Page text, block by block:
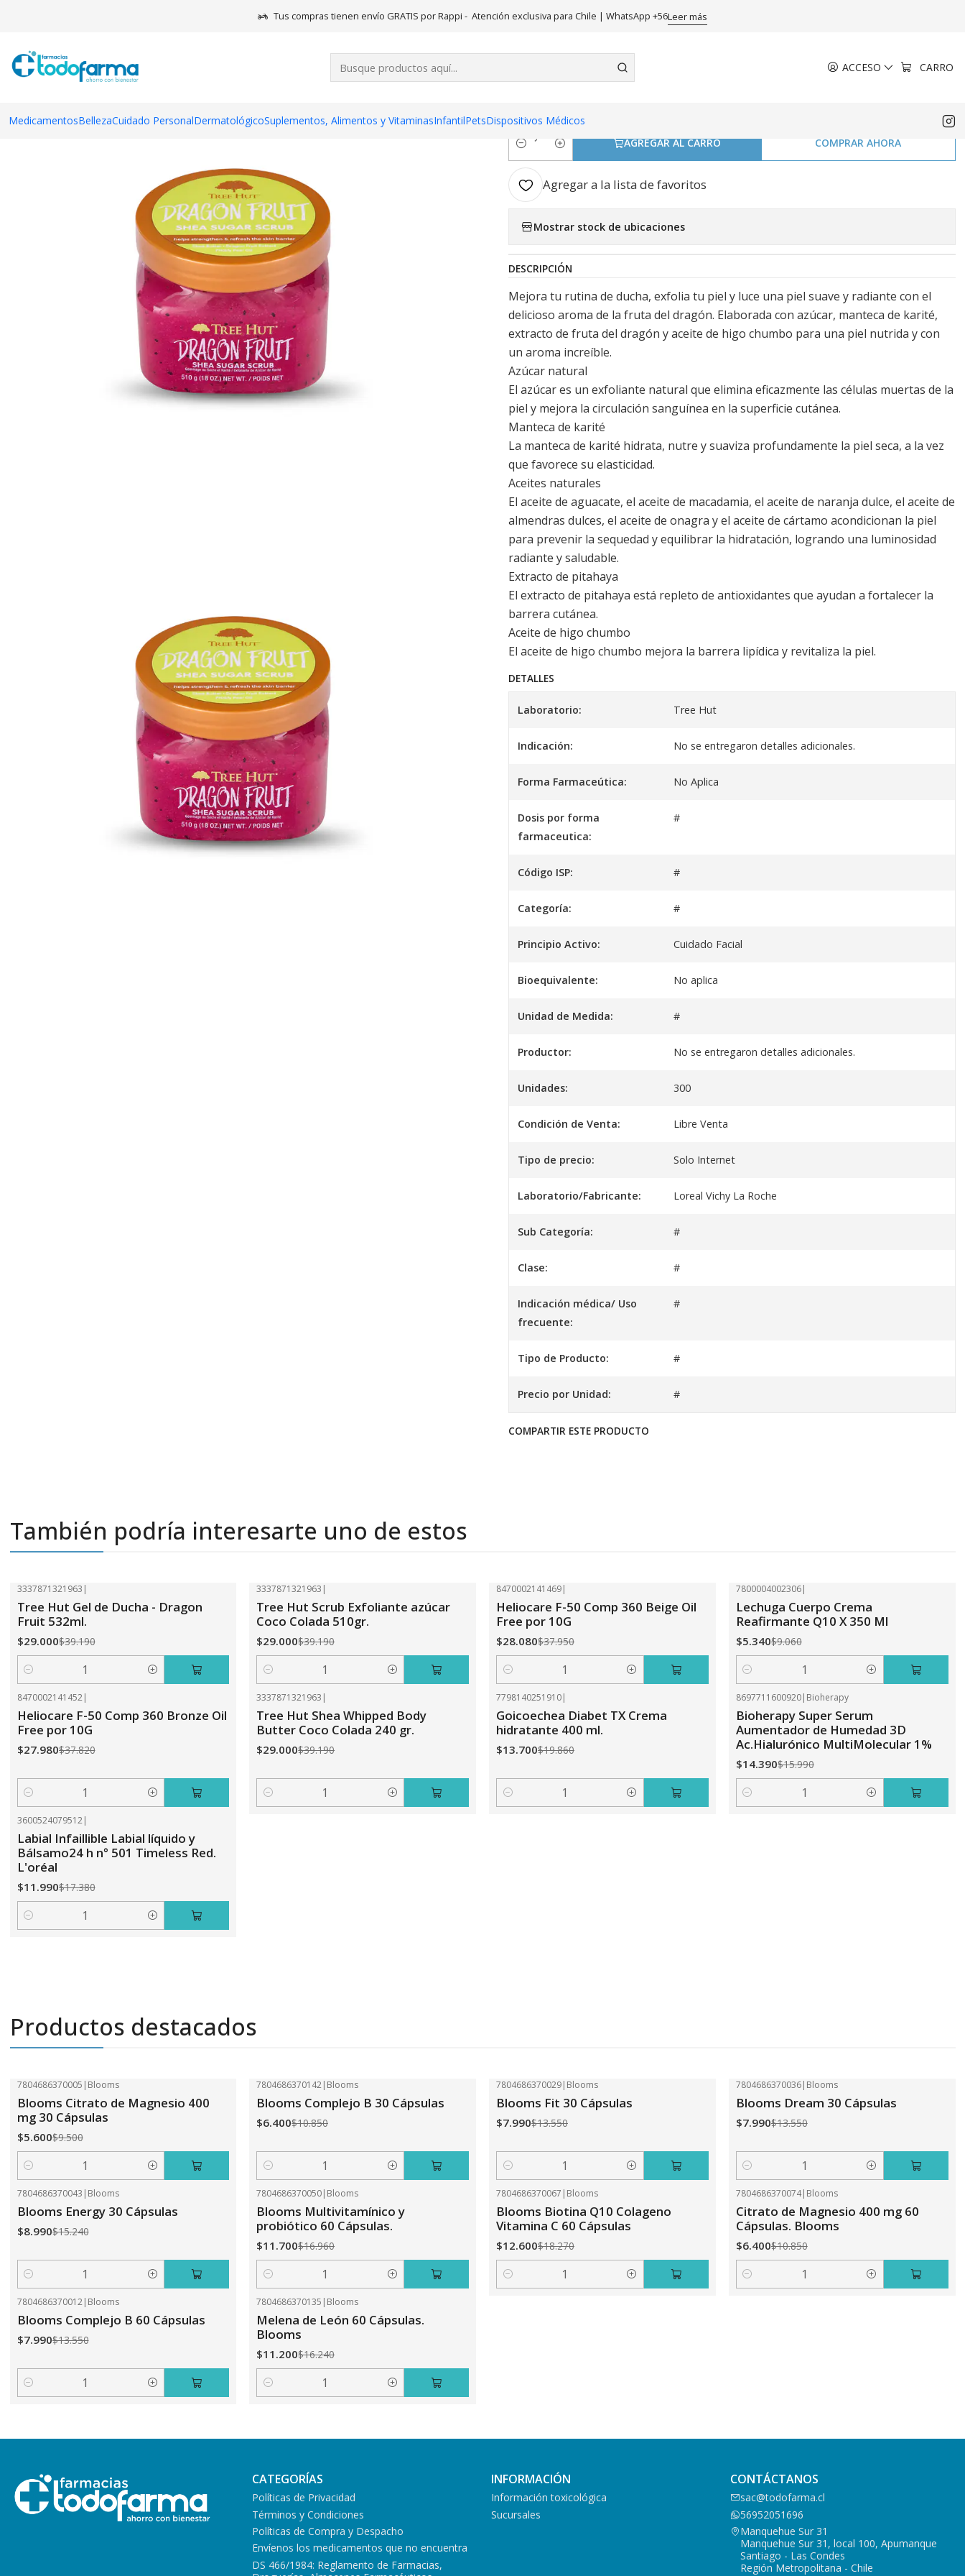
ACCESO CARRO
MedicamentosBellezaCuidado PersonalDermatológicoSuplementos, Alimentos y VitaminasInfantilPetsDispositivos Médicos
Tus compras tienen envío GRATIS por Rappi - Atención exclusiva para Chile | WhatsApp +56Leer más
Inicio Belleza Tree Hut Exfoliante Cuerpo Tree Hut Dragon F 510 g
Tree Hut Exfoliante Cuerpo Tree Hut
Cantidad
AGREGAR AL CARRO COMPRAR AHORA
Agregar a la lista de favoritos
Mostrar stock de ubicaciones
DESCRIPCIÓN
Mejora tu rutina de ducha, exfolia tu piel y luce una piel suave y radiante con el
delicioso aroma de la fruta del dragón. Elaborada con azúcar, manteca de karité,
extracto de fruta del dragón y aceite de higo chumbo para una piel nutrida y con
un aroma increíble.
Azúcar natural
El azúcar es un exfoliante natural que elimina eficazmente las células muertas de la
piel y mejora la circulación sanguínea en la superficie cutánea.
Manteca de karité
La manteca de karité hidrata, nutre y suaviza profundamente la piel seca, a la vez
que favorece su elasticidad.
Aceites naturales
El aceite de aguacate, el aceite de macadamia, el aceite de naranja dulce, el aceite de
almendras dulces, el aceite de onagra y el aceite de cártamo acondicionan la piel
para prevenir la sequedad y equilibrar la hidratación, logrando una luminosidad
radiante y saludable.
Extracto de pitahaya
El extracto de pitahaya está repleto de antioxidantes que ayudan a fortalecer la
barrera cutánea.
Aceite de higo chumbo
El aceite de higo chumbo mejora la barrera lipídica y revitaliza la piel.
DETALLES
Laboratorio: Tree Hut
Indicación: No se entregaron detalles adicionales.
Forma Farmaceútica: No Aplica
Dosis por forma
farmaceutica:
#
Código ISP: #
Categoría: #
Principio Activo: Cuidado Facial
Bioequivalente: No aplica
Unidad de Medida: #
Productor: No se entregaron detalles adicionales.
Unidades: 300
Condición de Venta: Libre Venta
Tipo de precio: Solo Internet
Laboratorio/Fabricante: Loreal Vichy La Roche
Sub Categoría: #
Clase: #
Indicación médica/ Uso
frecuente:
#
Tipo de Producto: #
Precio por Unidad: #
COMPARTIR ESTE PRODUCTO
También podría interesarte uno de estos
3337871321963 |
Tree Hut Gel de Ducha - Dragon
Fruit 532ml.
$29.000$39.190
Cantidad
3337871321963 |
Tree Hut Scrub Exfoliante azúcar
Coco Colada 510gr.
$29.000$39.190
Cantidad
8470002141469|
Heliocare F-50 Comp 360 Beige Oil
Free por 10G
$28.080$37.950
Cantidad
7800004002306|
Lechuga Cuerpo Crema
Reafirmante Q10 X 350 Ml
$5.340$9.060
Cantidad
8470002141452|
Heliocare F-50 Comp 360 Bronze Oil
Free por 10G
$27.980$37.820
Cantidad
3337871321963 |
Tree Hut Shea Whipped Body
Butter Coco Colada 240 gr.
$29.000$39.190
Cantidad
7798140251910|
Goicoechea Diabet TX Crema
hidratante 400 ml.
$13.700$19.860
Cantidad
8697711600920| Bioherapy
Bioherapy Super Serum
Aumentador de Humedad 3D
Ac.Hialurónico MultiMolecular 1%
$14.390$15.990
Cantidad
3600524079512|
Labial Infaillible Labial líquido y
Bálsamo24 h n° 501 Timeless Red.
L'oréal
$11.990$17.380
Cantidad
Productos destacados
7804686370005 | Blooms
Blooms Citrato de Magnesio 400
mg 30 Cápsulas
$5.600$9.500
Cantidad
7804686370142| Blooms
Blooms Complejo B 30 Cápsulas
$6.400$10.850
Cantidad
7804686370029| Blooms
Blooms Fit 30 Cápsulas
$7.990$13.550
Cantidad
7804686370036| Blooms
Blooms Dream 30 Cápsulas
$7.990$13.550
Cantidad
7804686370043 | Blooms
Blooms Energy 30 Cápsulas
$8.990$15.240
Cantidad
7804686370050| Blooms
Blooms Multivitamínico y
probiótico 60 Cápsulas.
$11.700$16.960
Cantidad
7804686370067 | Blooms
Blooms Biotina Q10 Colageno
Vitamina C 60 Cápsulas
$12.600$18.270
Cantidad
7804686370074| Blooms
Citrato de Magnesio 400 mg 60
Cápsulas. Blooms
$6.400$10.850
Cantidad
7804686370012| Blooms
Blooms Complejo B 60 Cápsulas
$7.990$13.550
Cantidad
7804686370135 | Blooms
Melena de León 60 Cápsulas.
Blooms
$11.200$16.240
Cantidad
CATEGORÍAS
Políticas de Privacidad
Términos y Condiciones
Políticas de Compra y Despacho
Envíenos los medicamentos que no encuentra
DS 466/1984: Reglamento de Farmacias,
INFORMACIÓN
Información toxicológica
Sucursales
CONTÁCTANOS
sac@todofarma.cl
56952051696
Manquehue Sur 31
Manquehue Sur 31, local 100, Apumanque
Santiago - Las Condes
Región Metropolitana - Chile